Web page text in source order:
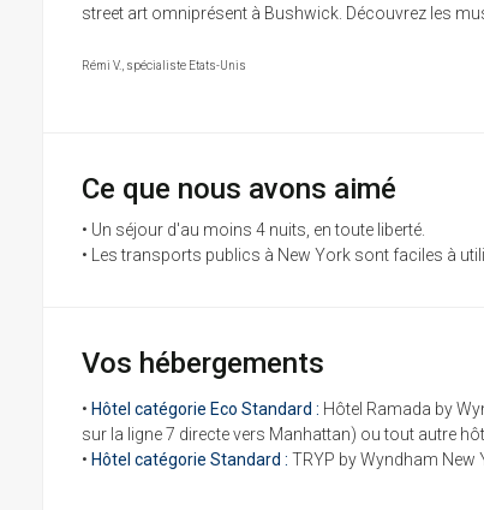
street art omniprésent à Bushwick. Découvrez les
Rémi V., spécialiste Etats-Unis
Ce que nous avons aimé
• Un séjour d'au moins 4 nuits, en toute liberté.
• Les transports publics à New York sont faciles à
Vos hébergements
• Hôtel catégorie Eco Standard : Hôtel Ramada by
sur la ligne 7 directe vers Manhattan) ou tout autre
• Hôtel catégorie Standard : TRYP by Wyndham New